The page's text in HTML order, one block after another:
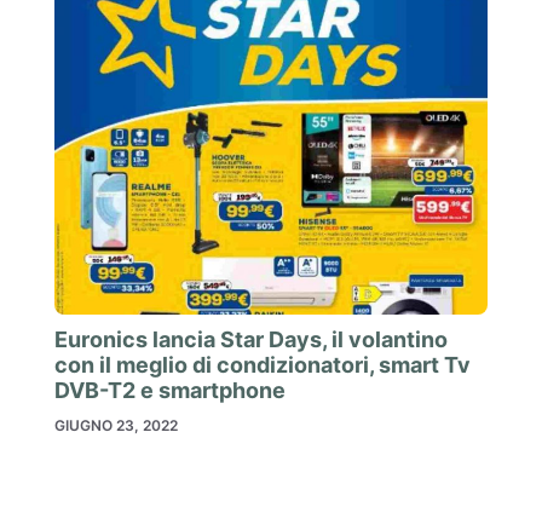
Euronics lancia Star Days, il volantino
con il meglio di condizionatori, smart Tv
DVB-T2 e smartphone
GIUGNO 23, 2022